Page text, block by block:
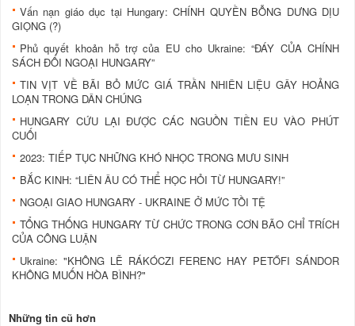
Vấn nạn giáo dục tại Hungary: CHÍNH QUYỀN BỖNG DƯNG DỊU
GIỌNG (?)
Phủ quyết khoản hỗ trợ của EU cho Ukraine: “ĐÁY CỦA CHÍNH
SÁCH ĐỐI NGOẠI HUNGARY”
TIN VỊT VỀ BÃI BỎ MỨC GIÁ TRẦN NHIÊN LIỆU GÂY HOẢNG
LOẠN TRONG DÂN CHÚNG
HUNGARY CỨU LẠI ĐƯỢC CÁC NGUỒN TIỀN EU VÀO PHÚT
CUỐI
2023: TIẾP TỤC NHỮNG KHÓ NHỌC TRONG MƯU SINH
BẮC KINH: “LIÊN ÂU CÓ THỂ HỌC HỎI TỪ HUNGARY!”
NGOẠI GIAO HUNGARY - UKRAINE Ở MỨC TỒI TỆ
TỔNG THỐNG HUNGARY TỪ CHỨC TRONG CƠN BÃO CHỈ TRÍCH
CỦA CÔNG LUẬN
Ukraine: "KHÔNG LẼ RÁKÓCZI FERENC HAY PETŐFI SÁNDOR
KHÔNG MUỐN HÒA BÌNH?"
Những tin cũ hơn